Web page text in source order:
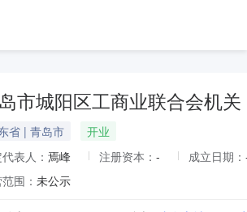
市城阳区工商业联合会机关
省 | 青岛市
开业
表人： 焉峰 注册资本： - 成立日期：
围： 未公示